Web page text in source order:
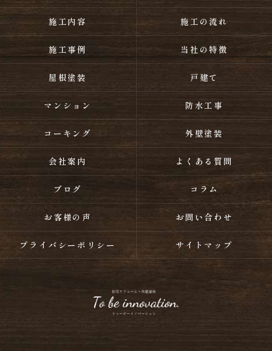
施工内容 施工の流れ
施工事例 当社の特徴
屋根塗装 戸建て
マンション 防水工事
コーキング 外壁塗装
会社案内 よくある質問
ブログ コラム
お客様の声 お問い合わせ
プライバシーポリシー サイトマップ